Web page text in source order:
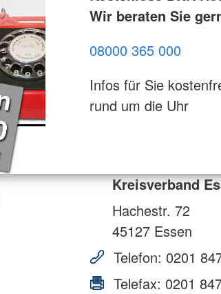
Wir beraten Sie
08000 365 000
Infos für Sie
rund um die Uhr
Kreisverband
Hachestr. 72
45127 Essen
Telefon: 0201
Telefax: 0201